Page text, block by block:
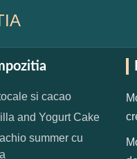
si cacao
and Yogurt Cake
summer cu